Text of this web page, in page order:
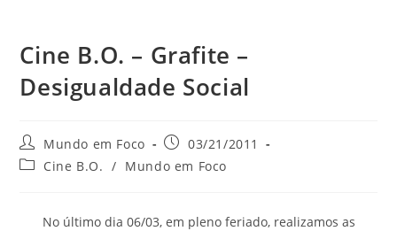
Cine B.O. – Grafite –
Desigualdade Social
Autor
do
post:
Mundo em Foco
Post
publicado:
03/21/2011
Categoria
Cine B.O. / Mundo em Foco
No último dia 06/03, em pleno feriado, realizamos as